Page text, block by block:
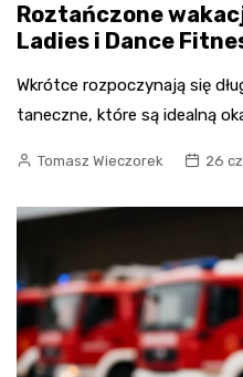
Roztańczone
Ladies i Dance
Wkrótce rozpoczynają się
taneczne, które są idealną
Tomasz Wieczorek 26